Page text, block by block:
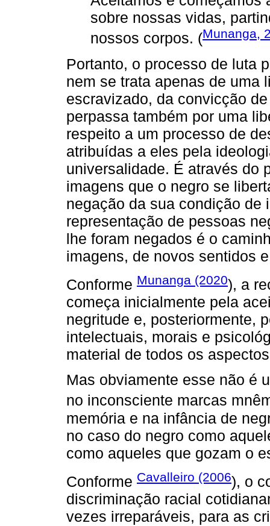
sobre nossas vidas,
nossos corpos. (Munanga,
Portanto, o processo de luta
nem se trata apenas de uma
escravizado, da convicção
perpassa também por uma
respeito a um processo de
atribuídas a eles pela
universalidade. É através do
imagens que o negro se
negação da sua condição de
representação de pessoas
lhe foram negados é o
imagens, de novos sentidos
Conforme Munanga (2020), a
começa inicialmente pela
negritude e, posteriormente,
intelectuais, morais e
material de todos os
Mas obviamente esse não é
no inconsciente marcas
memória e na infância de
no caso do negro como
como aqueles que gozam o
Conforme Cavalleiro (2006), o
discriminação racial
vezes irreparáveis, para as